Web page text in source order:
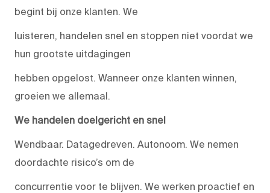
begint bij onze klanten. We
luisteren, handelen snel en stoppen niet voordat we
hun grootste uitdagingen
hebben opgelost. Wanneer onze klanten winnen,
groeien we allemaal.
We handelen doelgericht en snel
Wendbaar. Datagedreven. Autonoom. We nemen
doordachte risico’s om de
concurrentie voor te blijven. We werken proactief en